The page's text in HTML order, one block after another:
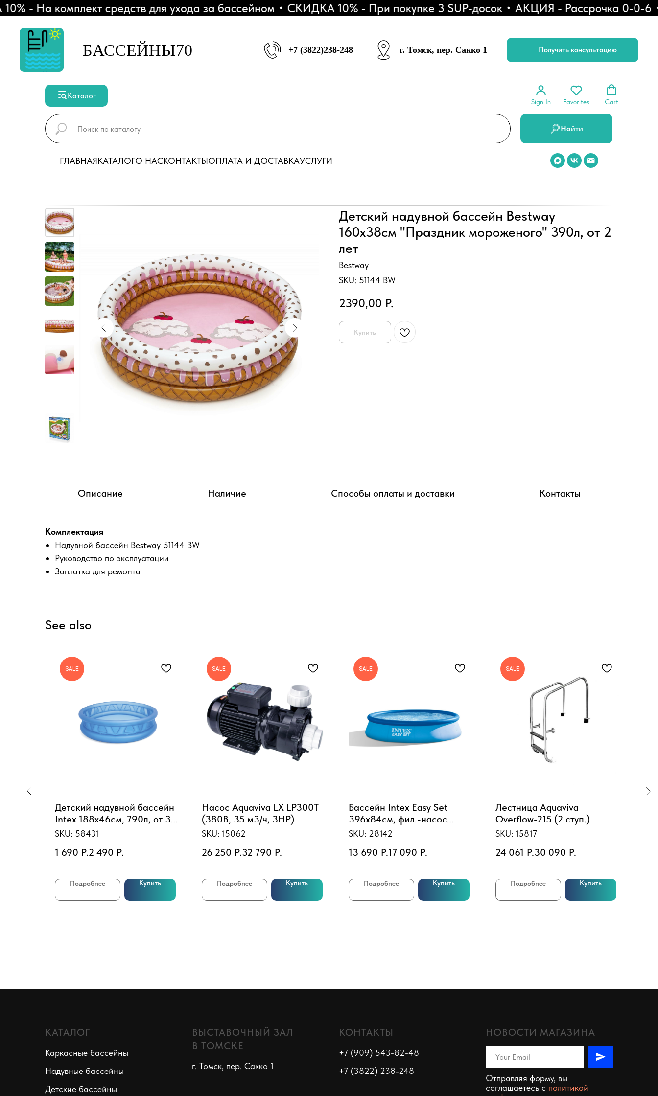
- На комплект средств для ухода за бассейном СКИДКА 10% - При покупке 3 SUP-досок АКЦИЯ - Рассрочка 0-0-6
БАССЕЙНЫ70 +7 (3822)238-248 г. Томск, пер. Сакко 1 Получить консультацию
Каталог
Sign In Favorites Cart
Найти
ГЛАВНАЯКАТАЛОГО НАСКОНТАКТЫОПЛАТА И ДОСТАВКАУСЛУГИ
Детский надувной бассейн Bestway
160x38см "Праздник мороженого" 390л, от 2
лет
Bestway
SKU: 51144 BW
2390,00 Р.
Купить
Описание Наличие Способы оплаты и доставки Контакты
Комплектация
Надувной бассейн Bestway 51144 BW
Руководство по эксплуатации
Заплатка для ремонта
See also
SALE
Детский надувной бассейн
Intex 188х46см, 790л, от 3
лет
SKU: 58431
1 690 Р.2 490 Р.
Подробнее Купить
SALE
Насос Aquaviva LX LP300T
(380В, 35 м3/ч, 3HP)
SKU: 15062
26 250 Р.32 790 Р.
Подробнее Купить
SALE
Бассейн Intex Easy Set
396х84см, фил.-насос
2006л/ч
SKU: 28142
13 690 Р.17 090 Р.
Подробнее Купить
SALE
Лестница Aquaviva
Overflow-215 (2 ступ.)
SKU: 15817
24 061 Р.30 090 Р.
Подробнее Купить
КАТАЛОГ
Каркасные бассейны
Надувные бассейны
Детские бассейны
ВЫСТАВОЧНЫЙ ЗАЛ
В ТОМСКЕ
г. Томск, пер. Сакко 1
КОНТАКТЫ
+7 (909) 543-82-48
+7 (3822) 238-248
НОВОСТИ МАГАЗИНА
Отправляя форму, вы
соглашаетесь c политикой